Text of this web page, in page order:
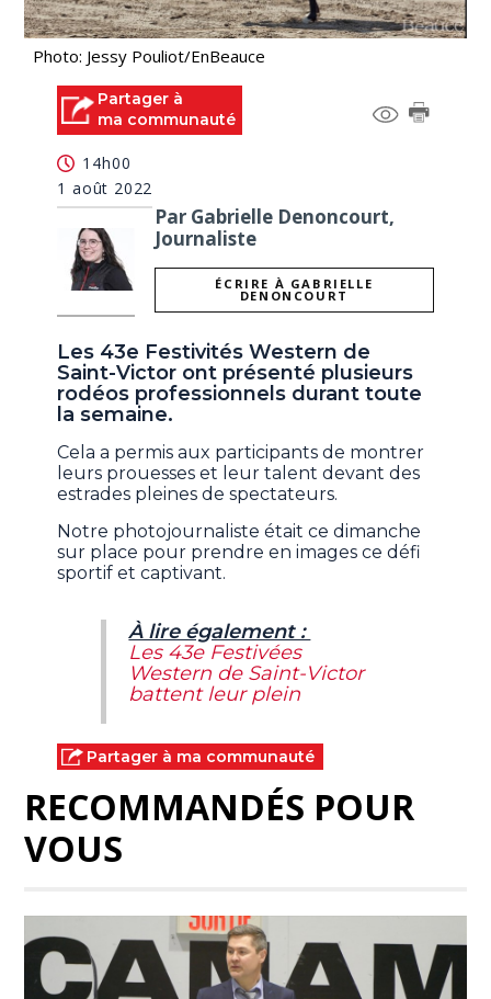
Photo: Jessy Pouliot/EnBeauce
Partager à
ma communauté
14h00
1 août 2022
Par Gabrielle Denoncourt,
Journaliste
ÉCRIRE À GABRIELLE
DENONCOURT
Les 43e Festivités Western de
Saint-Victor ont présenté plusieurs
rodéos professionnels durant toute
la semaine.
Cela a permis aux participants de montrer
leurs prouesses et leur talent devant des
estrades pleines de spectateurs.
Notre photojournaliste était ce dimanche
sur place pour prendre en images ce défi
sportif et captivant.
À lire également :
Les 43e Festivées
Western de Saint-Victor
battent leur plein
Partager à ma communauté
RECOMMANDÉS POUR
VOUS